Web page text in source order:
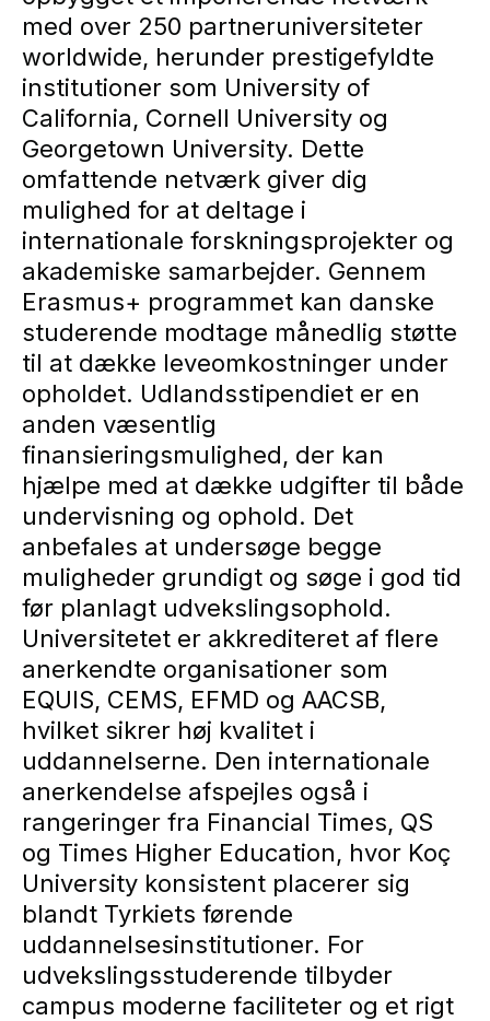
med over 250 partneruniversiteter
worldwide, herunder prestigefyldte
institutioner som University of
California, Cornell University og
Georgetown University. Dette
omfattende netværk giver dig
mulighed for at deltage i
internationale forskningsprojekter og
akademiske samarbejder. Gennem
Erasmus+ programmet kan danske
studerende modtage månedlig støtte
til at dække leveomkostninger under
opholdet. Udlandsstipendiet er en
anden væsentlig
finansieringsmulighed, der kan
hjælpe med at dække udgifter til både
undervisning og ophold. Det
anbefales at undersøge begge
muligheder grundigt og søge i god tid
før planlagt udvekslingsophold.
Universitetet er akkrediteret af flere
anerkendte organisationer som
EQUIS, CEMS, EFMD og AACSB,
hvilket sikrer høj kvalitet i
uddannelserne. Den internationale
anerkendelse afspejles også i
rangeringer fra Financial Times, QS
og Times Higher Education, hvor Koç
University konsistent placerer sig
blandt Tyrkiets førende
uddannelsesinstitutioner. For
udvekslingsstuderende tilbyder
campus moderne faciliteter og et rigt